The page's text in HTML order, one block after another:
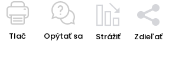
Tlač Opýtať sa Strážiť Zdieľať